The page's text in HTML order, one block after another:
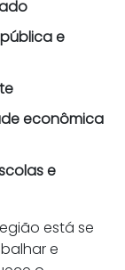
e
econômica
e
está se
e